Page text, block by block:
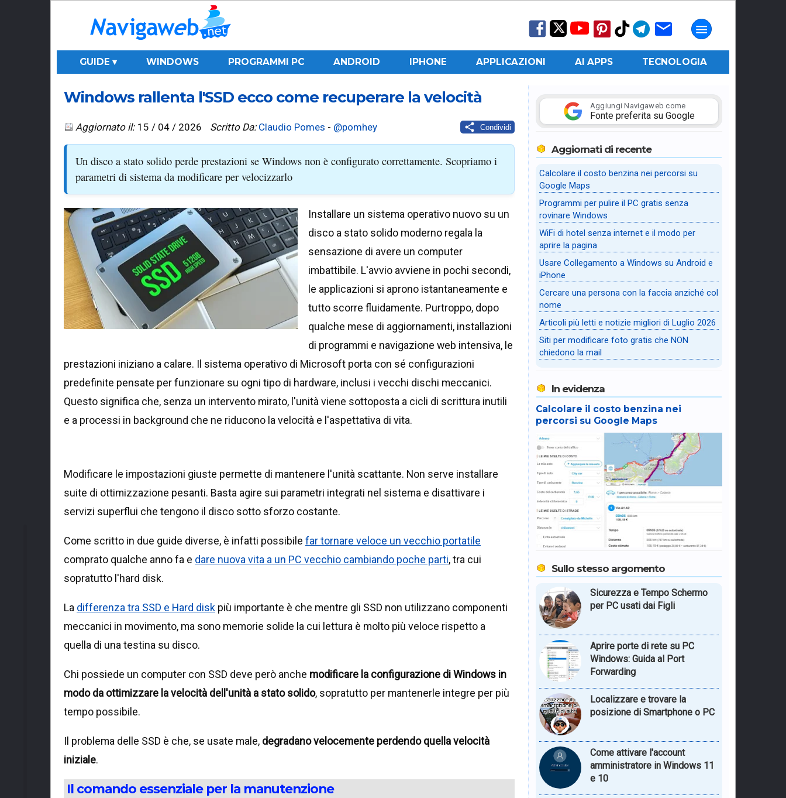
GUIDE ▾ WINDOWS PROGRAMMI PC ANDROID IPHONE APPLICAZIONI AI APPS TECNOLOGIA
Windows rallenta l'SSD ecco come recuperare la velocità
Condividi
Aggiornato il: 15 / 04 / 2026 Scritto Da: Claudio Pomes - @pomhey
Un disco a stato solido perde prestazioni se Windows non è configurato correttamente. Scopriamo i
parametri di sistema da modificare per velocizzarlo
Installare un sistema operativo nuovo su un
disco a stato solido moderno regala la
sensazione di avere un computer
imbattibile. L'avvio avviene in pochi secondi,
le applicazioni si aprono istantaneamente e
tutto scorre fluidamente. Purtroppo, dopo
qualche mese di aggiornamenti, installazioni
di programmi e navigazione web intensiva, le
prestazioni iniziano a calare. Il sistema operativo di Microsoft porta con sé configurazioni
predefinite pensate per funzionare su ogni tipo di hardware, inclusi i vecchi dischi meccanici.
Questo significa che, senza un intervento mirato, l'unità viene sottoposta a cicli di scrittura inutili
e a processi in background che ne riducono la velocità e l'aspettativa di vita.
Modificare le impostazioni giuste permette di mantenere l'unità scattante. Non serve installare
suite di ottimizzazione pesanti. Basta agire sui parametri integrati nel sistema e disattivare i
servizi superflui che tengono il disco sotto sforzo costante.
Come scritto in due guide diverse, è infatti possibile far tornare veloce un vecchio portatile
comprato qualche anno fa e dare nuova vita a un PC vecchio cambiando poche parti, tra cui
sopratutto l'hard disk.
La differenza tra SSD e Hard disk più importante è che mentre gli SSD non utilizzano componenti
meccanici in movimento, ma sono memorie solide la cui lettura è molto più veloce rispetto a
quella di una testina su disco.
Chi possiede un computer con SSD deve però anche modificare la configurazione di Windows in
modo da ottimizzare la velocità dell'unità a stato solido, sopratutto per mantenerle integre per più
tempo possibile.
Il problema delle SSD è che, se usate male, degradano velocemente perdendo quella velocità
iniziale.
Il comando essenziale per la manutenzione
Aggiungi Navigaweb come
Fonte preferita su Google
Aggiornati di recente
Calcolare il costo benzina nei percorsi su
Google Maps
Programmi per pulire il PC gratis senza
rovinare Windows
WiFi di hotel senza internet e il modo per
aprire la pagina
Usare Collegamento a Windows su Android e
iPhone
Cercare una persona con la faccia anziché col
nome
Articoli più letti e notizie migliori di Luglio 2026
Siti per modificare foto gratis che NON
chiedono la mail
In evidenza
Calcolare il costo benzina nei
percorsi su Google Maps
Sullo stesso argomento
Sicurezza e Tempo Schermo
per PC usati dai Figli
Aprire porte di rete su PC
Windows: Guida al Port
Forwarding
Localizzare e trovare la
posizione di Smartphone o PC
Come attivare l'account
amministratore in Windows 11
e 10